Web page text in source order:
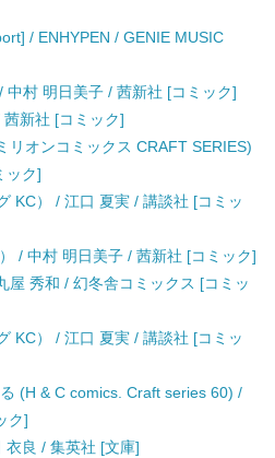
/ ENHYPEN / GENIE MUSIC
中村 明日美子 / 茜新社 [コミック]
新社 [コミック]
リオンコミックス CRAFT SERIES)
ック]
KC） / 江口 夏実 / 講談社 [コミッ
/ 中村 明日美子 / 茜新社 [コミック]
屋 秀和 / 幻冬舎コミックス [コミッ
KC） / 江口 夏実 / 講談社 [コミッ
(H & C comics. Craft series 60) /
ク]
衣良 / 集英社 [文庫]